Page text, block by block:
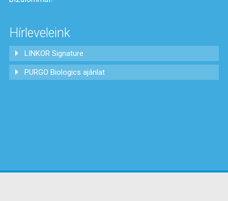
Hírleveleink
LINKOR Signature
PURGO Biologics ajánlat